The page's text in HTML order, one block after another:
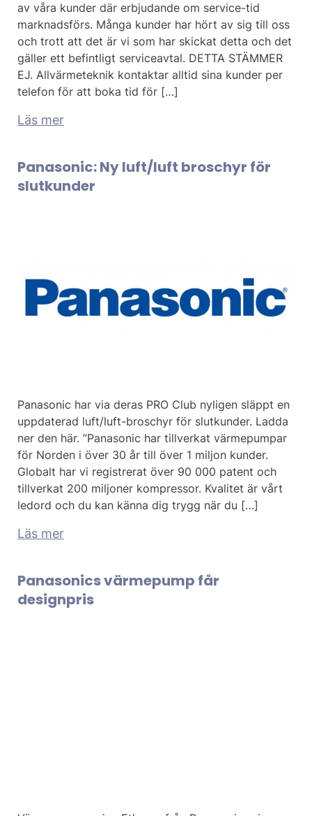
av våra kunder där erbjudande om service-tid
marknadsförs. Många kunder har hört av sig till oss
och trott att det är vi som har skickat detta och det
gäller ett befintligt serviceavtal. DETTA STÄMMER
EJ. Allvärmeteknik kontaktar alltid sina kunder per
telefon för att boka tid för […]
Läs mer
Panasonic: Ny luft/luft broschyr för
slutkunder
Panasonic har via deras PRO Club nyligen släppt en
uppdaterad luft/luft-broschyr för slutkunder. Ladda
ner den här. ”Panasonic har tillverkat värmepumpar
för Norden i över 30 år till över 1 miljon kunder.
Globalt har vi registrerat över 90 000 patent och
tillverkat 200 miljoner kompressor. Kvalitet är vårt
ledord och du kan känna dig trygg när du […]
Läs mer
Panasonics värmepump får
designpris